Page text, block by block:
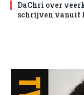
DaChri over
schrijven vanuit